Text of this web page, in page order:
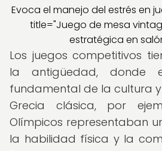
Evoca el manejo del estrés en
title="Juego de mesa
estratégica en
Los juegos competitivos
la antigüedad, donde
fundamental de la cultura y
Grecia clásica, por
Olímpicos representaban
la habilidad física y la